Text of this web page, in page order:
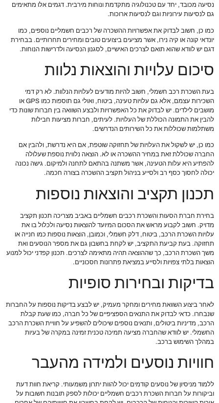
נסיעה מכובד, יחד עם טכנולוגיה מתקדמת ונוחות מירבית. דגמים אלו מתאימים
גם לנסיעות עירוניות וגם לנסיעות ארוכות.
כמו כן, חשוב לבדוק את אפשרויות ההשכרה של רכבים חשמליים נוספים, כמו
יונדאי קונה או קיה נירו, אשר מציעים ביצועים טובים ומחירים תחרותיים. בבחירת
דגם יש לוודא שהוא תואם לצרכים האישיים, לסגנון הנסיעה ולדרישות הנוחות.
סיכום עלויות והוצאות נלוות
בעת השכרת רכב חשמלי, חשוב להיות מודעים לעלויות הנלוות. לא רק דמי
השכירות עצמם, אלא גם עלויות טעינה, ביטוח, ואולי גם תוספות כמו GPS או
מושבים לילדים. יש לבדוק את כל האפשרויות ולבצע השוואה בין חברות שונות כדי
להבין את התמונה הכוללת של העלויות. לעיתים, חברות מציעות חבילות
משתלמות שכוללות את כל השירותים הנדרשים.
כמו כן, יש לשקול את העלויות של תחזוקה שוטפת, אם היא נדרשת, ולהבין אם
החברה שכוללת זאת במחיר ההשכרה או לא. הוצאה נלווית נוספת שעלולה
להפתיע היא עלות הטעינה, אשר משתנה בהתאם לתחנה ולמיקום. גישה נכונה
יכולה לחסוך כסף רב ולסייע בניהול תקציב ההשכרה בצורה חכמה.
תכנון תקציב והוצאות נוספות
בחירת חברת הסעות והשכרת רכבים חשמליים באביב מצריכה תכנון תקציב
מדויק. חשוב לקבוע מראש את הסכום המיועד להוצאות נסיעה ולכלול בו את
עלויות השכרת הרכב, ביטוח, דלק חשמלי, וכמובן, הוצאות נוספות כמו חנייה או
תחזוקה. בעת קביעת התקציב, יש לקחת בחשבון גם את מספר הנוסעים ואת
משך השכרת הרכב, כך שההוצאה תהיה מתאימה לצרכים. תכנון קפדני יכול למנוע
הוצאות בלתי צפויות ולסייע במציאת פתרונות חסכוניים.
בדיקות ובחירות סופיות
לאחר ביצוע השוואת מחירים ומחקר מעמיק, יש לבצע בדיקות נוספות על החברות
שנבחרו. כדאי לבדוק את התנאים הספציפיים של כל חברה, כמו שעת קבלת
הרכב, מדיניות ביטולים, ותנאים נוספים שיכולים להשפיע על חוויית השכרת הרכב
החשמלי. יש לוודא שהחברה מציעה תמיכה טכנית זמינה במקרה של בעיות
במהלך השימוש ברכב.
חוויות נוסעים ולמידה מהעבר
ללמוד מניסיון של נוסעים קודמים יכול להוות יתרון משמעותי. קריאת חוות דעת
וביקורות על חברות השכרת רכבים חשמליים יכולות לספק תובנות חשובות על